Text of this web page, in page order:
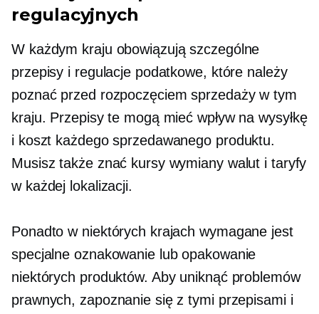
regulacyjnych
W każdym kraju obowiązują szczególne
przepisy i regulacje podatkowe, które należy
poznać przed rozpoczęciem sprzedaży w tym
kraju. Przepisy te mogą mieć wpływ na wysyłkę
i koszt każdego sprzedawanego produktu.
Musisz także znać kursy wymiany walut i taryfy
w każdej lokalizacji.
Ponadto w niektórych krajach wymagane jest
specjalne oznakowanie lub opakowanie
niektórych produktów. Aby uniknąć problemów
prawnych, zapoznanie się z tymi przepisami i